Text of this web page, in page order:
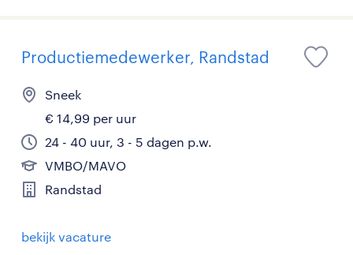
Productiemedewerker, Randstad
Sneek
€ 14,99 per uur
24 - 40 uur, 3 - 5 dagen p.w.
VMBO/MAVO
Randstad
bekijk vacature